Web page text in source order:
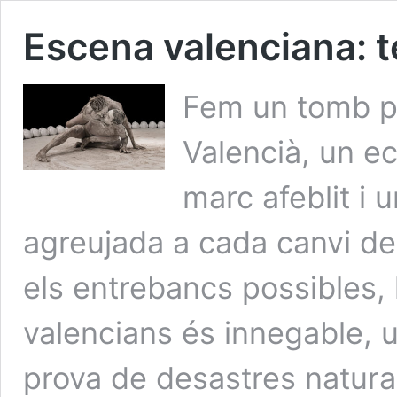
Escena valenciana:
Fem un tomb
Valencià, un
marc afeblit i
agreujada a cada canvi
els entrebancs
valencians és innegable,
prova de desastres